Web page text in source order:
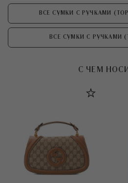
ВСЕ СУМКИ С РУЧКАМИ (TOP-
ВСЕ СУМКИ С РУЧКАМИ
С ЧЕМ